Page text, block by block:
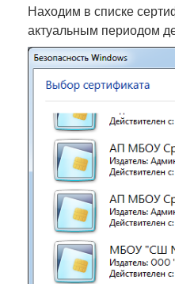
Находим в списке
актуальным периодом